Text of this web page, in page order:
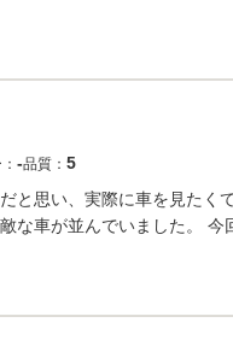
‐品質： 5
と思い、実際に車を見たく
な車が並んでいました。 今